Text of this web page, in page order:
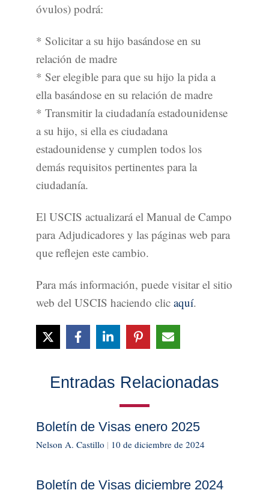
óvulos) podrá:
* Solicitar a su hijo basándose en su
relación de madre
* Ser elegible para que su hijo la pida a
ella basándose en su relación de madre
* Transmitir la ciudadanía estadounidense
a su hijo, si ella es ciudadana
estadounidense y cumplen todos los
demás requisitos pertinentes para la
ciudadanía.
El USCIS actualizará el Manual de Campo
para Adjudicadores y las páginas web para
que reflejen este cambio.
Para más información, puede visitar el sitio
web del USCIS haciendo clic aquí.
Entradas Relacionadas
Boletín de Visas enero 2025
Nelson A. Castillo | 10 de diciembre de 2024
Boletín de Visas diciembre 2024